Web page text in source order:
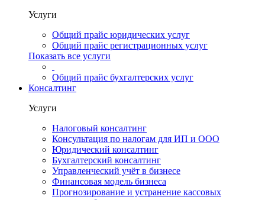
Услуги
Общий прайс юридических услуг
Общий прайс регистрационных услуг
Показать все услуги
Общий прайс бухгалтерских услуг
Консалтинг
Услуги
Налоговый консалтинг
Консультация по налогам для ИП и ООО
Юридический консалтинг
Бухгалтерский консалтинг
Управленческий учёт в бизнесе
Финансовая модель бизнеса
Прогнозирование и устранение кассовых